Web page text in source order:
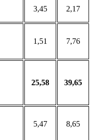
3,45 2,17
1,51 7,76
25,58 39,65
5,47 8,65